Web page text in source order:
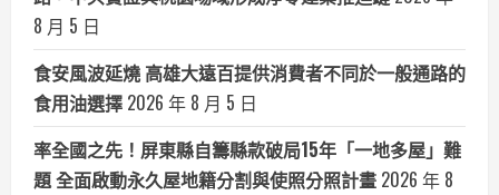
8 月 5 日
食安風波延燒 高雄大遠百提供消費者不同於一般通路的
食用油選擇 2026 年 8 月 5 日
率全國之先！屏東縣自籌縣款破局15年「一地多屋」難
題 全面啟動永久屋地籍分割與使照分照計畫 2026 年 8